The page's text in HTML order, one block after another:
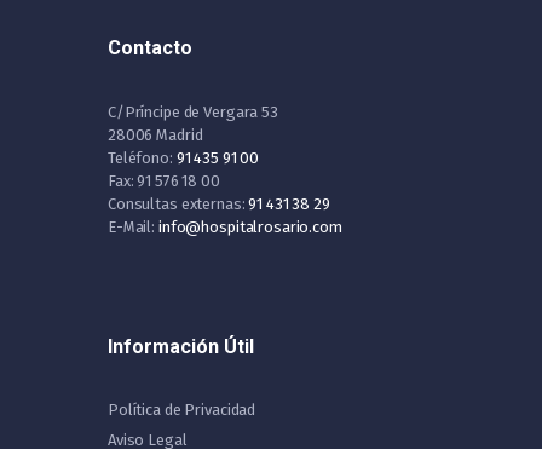
Contacto
C/Príncipe de Vergara 53
28006 Madrid
Teléfono: 91 435 91 00
Fax: 91 576 18 00
Consultas externas:91 431 38 29
E-Mail: info@hospitalrosario.com
Información Útil
Política de Privacidad
Aviso Legal